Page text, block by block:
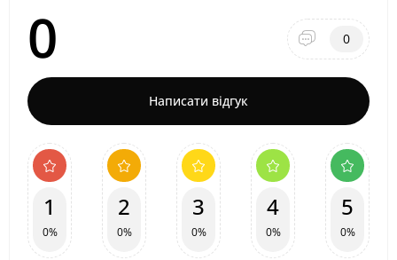
0 0
Написати відгук
1
0%
2
0%
3
0%
4
0%
5
0%